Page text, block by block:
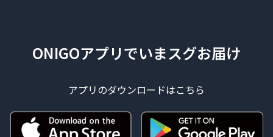
ONIGOアプリでいまスグお届け
アプリのダウンロードはこちら